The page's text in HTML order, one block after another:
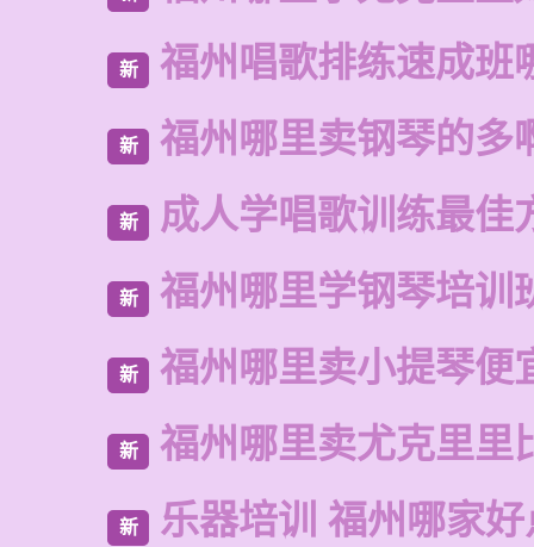
新 福州唱歌排练速成班
新 福州哪里卖钢琴的多
新 成人学唱歌训练最佳
新 福州哪里学钢琴培训
新 福州哪里卖小提琴便
新 福州哪里卖尤克里里
新 乐器培训 福州哪家好